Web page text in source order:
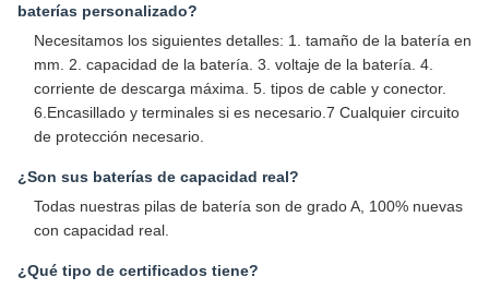
baterías personalizado?
Necesitamos los siguientes detalles: 1. tamaño de la batería en
mm. 2. capacidad de la batería. 3. voltaje de la batería. 4.
corriente de descarga máxima. 5. tipos de cable y conector.
6.Encasillado y terminales si es necesario.7 Cualquier circuito
de protección necesario.
¿Son sus baterías de capacidad real?
Todas nuestras pilas de batería son de grado A, 100% nuevas
con capacidad real.
¿Qué tipo de certificados tiene?